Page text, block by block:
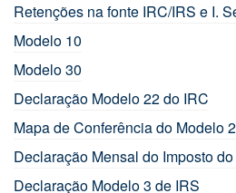
Retenções na fonte IRC/IRS e I.
Modelo 10
Modelo 30
Declaração Modelo 22 do IRC
Mapa de Conferência do Modelo
Declaração Mensal do Imposto
Declaração Modelo 3 de IRS